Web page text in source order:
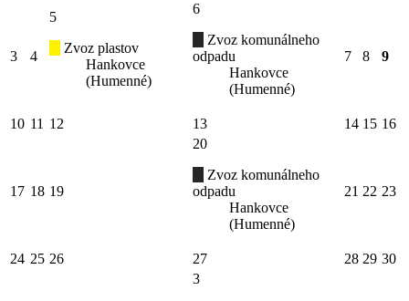
3 4
5
Zvoz plastov
Hankovce
(Humenné)
6
Zvoz komunálneho
odpadu
Hankovce
(Humenné)
7 8 9
10 11 12 13 14 15 16
17 18 19
20
Zvoz komunálneho
odpadu
Hankovce
(Humenné)
21 22 23
24 25 26 27 28 29 30
3